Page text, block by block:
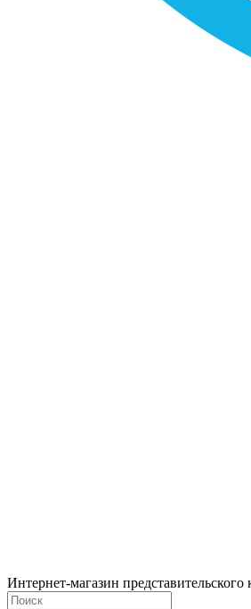
Интернет-магазин представительского